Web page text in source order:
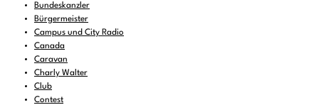
Bundeskanzler
Bürgermeister
Campus und City Radio
Canada
Caravan
Charly Walter
Club
Contest